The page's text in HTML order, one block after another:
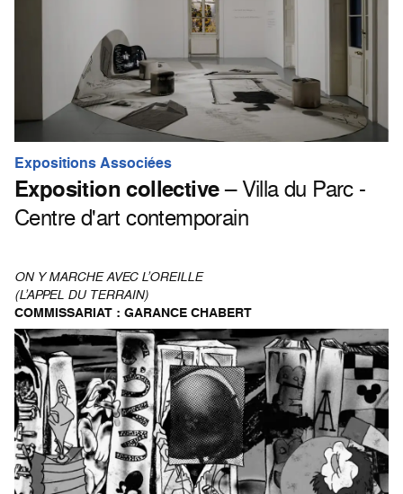
Expositions Associées
Exposition collective– Villa du Parc -
Centre d'art contemporain
ON Y MARCHE AVEC L’OREILLE
(L’APPEL DU TERRAIN)
COMMISSARIAT : GARANCE CHABERT